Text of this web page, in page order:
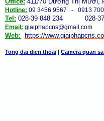
Hotline: 09 3456 9567 - 0913
Tel: 028-39 848 234 028-371
Email: giaiphapcns@gmail.com
Web: https://www.giaiphapcns
Tong dai dien thoai | Camera quan